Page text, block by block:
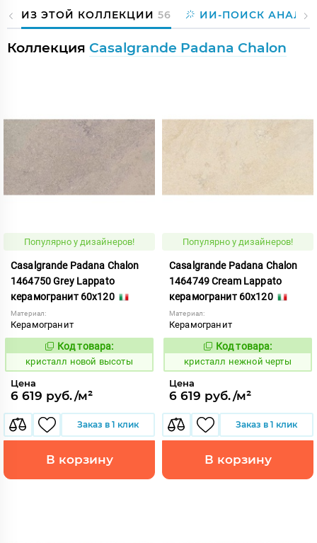
ИЗ ЭТОЙ КОЛЛЕКЦИИ 56 ИИ-ПОИСК
Коллекция Casalgrande Padana Chalon
Популярно у дизайнеров!
Casalgrande Padana Chalon
1464750 Grey Lappato
керамогранит 60x120
Материал:
Керамогранит
820632
Код товара:
кристалл новой высоты
Цена
6 619 руб./м²
Заказ в 1 клик
В корзину
Популярно у дизайнеров!
Casalgrande Padana Chalon
1464749 Cream Lappato
керамогранит 60x120
Материал:
Керамогранит
820620
Код товара:
кристалл нежной черты
Цена
6 619 руб./м²
Заказ в 1 клик
В корзину